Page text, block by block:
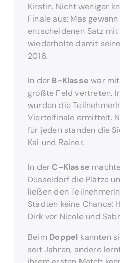
Kirstin. Nicht weniger
Finale aus: Mas
entscheidenen Satz mit
wiederholte damit
2016.
In der B-Klasse war
größte Feld vertreten.
wurden die
Viertelfinale ermittelt.
für jeden standen die
Kai und Rainer.
In derC-Klasse
Düsseldorf die Plätze
ließen den
Städten keine Chance:
Dirk vor Nicole und
Beim Doppel kannten
seit Jahren, andere